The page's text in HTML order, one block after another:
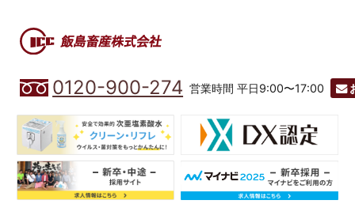
0120-900-274 営業時間 平日9:00〜17:00